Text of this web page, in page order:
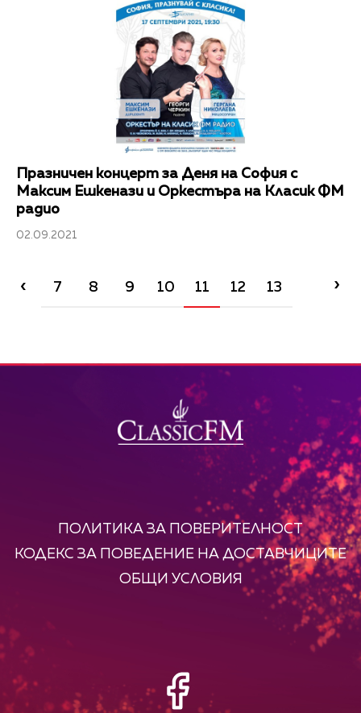
Празничен концерт за Деня на София с
Максим Ешкенази и Оркестъра на Класик ФМ
радио
02.09.2021
‹ 7 8 9 10 11 12 13 ›
ПОЛИТИКА ЗА ПОВЕРИТЕЛНОСТ
КОДЕКС ЗА ПОВЕДЕНИЕ НА ДОСТАВЧИЦИТЕ
ОБЩИ УСЛОВИЯ